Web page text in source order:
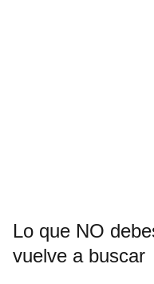
Lo que NO
vuelve a buscar